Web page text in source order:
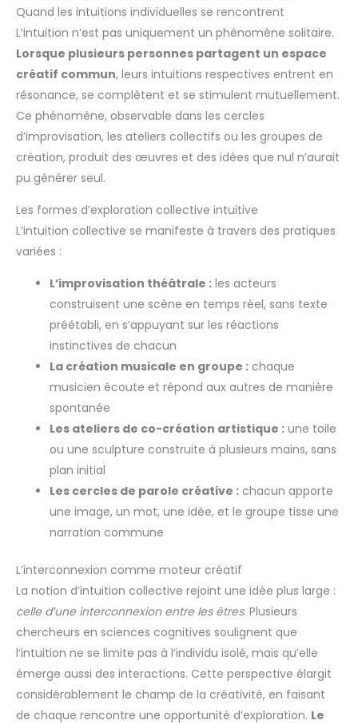
Quand les intuitions individuelles se rencontrent
L’intuition n’est pas uniquement un phénomène solitaire.
Lorsque plusieurs personnes partagent un espace
créatif commun, leurs intuitions respectives entrent en
résonance, se complètent et se stimulent mutuellement.
Ce phénomène, observable dans les cercles
d’improvisation, les ateliers collectifs ou les groupes de
création, produit des œuvres et des idées que nul n’aurait
pu générer seul.
Les formes d’exploration collective intuitive
L’intuition collective se manifeste à travers des pratiques
variées :
L’improvisation théâtrale : les acteurs
construisent une scène en temps réel, sans texte
préétabli, en s’appuyant sur les réactions
instinctives de chacun
La création musicale en groupe : chaque
musicien écoute et répond aux autres de manière
spontanée
Les ateliers de co-création artistique : une toile
ou une sculpture construite à plusieurs mains, sans
plan initial
Les cercles de parole créative : chacun apporte
une image, un mot, une idée, et le groupe tisse une
narration commune
L’interconnexion comme moteur créatif
La notion d’intuition collective rejoint une idée plus large :
celle d’une interconnexion entre les êtres. Plusieurs
chercheurs en sciences cognitives soulignent que
l’intuition ne se limite pas à l’individu isolé, mais qu’elle
émerge aussi des interactions. Cette perspective élargit
considérablement le champ de la créativité, en faisant
de chaque rencontre une opportunité d’exploration. Le